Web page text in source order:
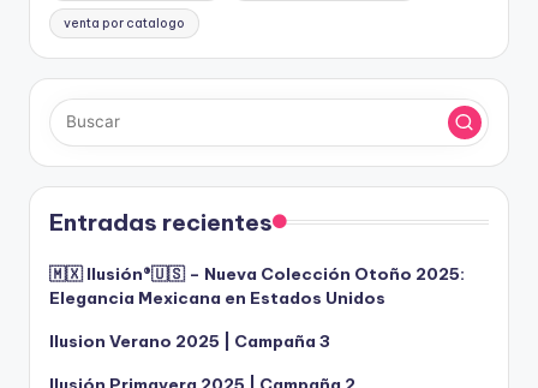
venta por catalogo
Entradas recientes
🇲🇽 Ilusión®️🇺🇸 – Nueva Colección Otoño 2025:
Elegancia Mexicana en Estados Unidos
Ilusion Verano 2025 | Campaña 3